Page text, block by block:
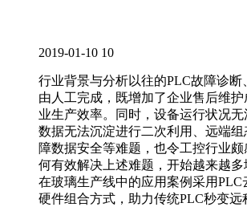
2019-01-10 10
行业背景与分析以往的PLC故障诊断
由人工完成，既增加了企业售后维
业生产效率。同时，设备运行状况
数据无法沉淀进行二次利用、远端
障数据安全等难题，也令工控行业
何有效解决上述难题，开始越来越多
在玻璃生产线中的应用案例采用PLC
硬件组合方式，助力传统PLC秒变远